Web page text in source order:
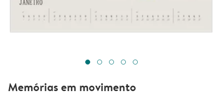
Memórias em movimento